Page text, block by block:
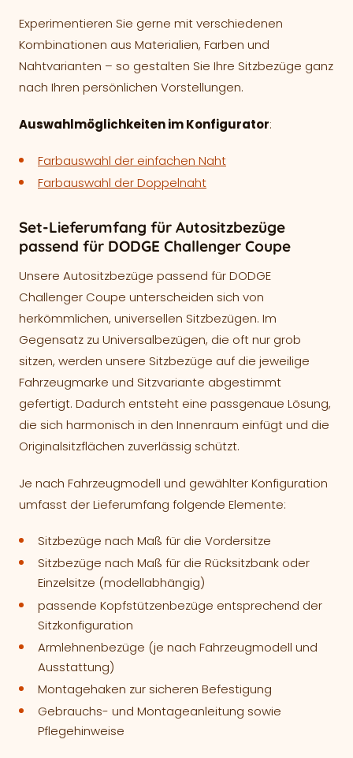
Experimentieren Sie gerne mit verschiedenen
Kombinationen aus Materialien, Farben und
Nahtvarianten – so gestalten Sie Ihre Sitzbezüge ganz
nach Ihren persönlichen Vorstellungen.
Auswahlmöglichkeiten im Konfigurator:
Farbauswahl der einfachen Naht
Farbauswahl der Doppelnaht
Set-Lieferumfang für Autositzbezüge
passend für DODGE Challenger Coupe
Unsere Autositzbezüge passend für DODGE
Challenger Coupe unterscheiden sich von
herkömmlichen, universellen Sitzbezügen. Im
Gegensatz zu Universalbezügen, die oft nur grob
sitzen, werden unsere Sitzbezüge auf die jeweilige
Fahrzeugmarke und Sitzvariante abgestimmt
gefertigt. Dadurch entsteht eine passgenaue Lösung,
die sich harmonisch in den Innenraum einfügt und die
Originalsitzflächen zuverlässig schützt.
Je nach Fahrzeugmodell und gewählter Konfiguration
umfasst der Lieferumfang folgende Elemente:
Sitzbezüge nach Maß für die Vordersitze
Sitzbezüge nach Maß für die Rücksitzbank oder
Einzelsitze (modellabhängig)
passende Kopfstützenbezüge entsprechend der
Sitzkonfiguration
Armlehnenbezüge (je nach Fahrzeugmodell und
Ausstattung)
Montagehaken zur sicheren Befestigung
Gebrauchs- und Montageanleitung sowie
Pflegehinweise